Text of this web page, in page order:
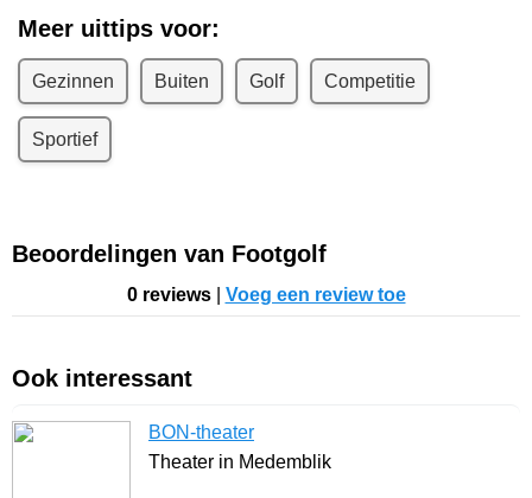
Meer uittips voor:
Gezinnen Buiten Golf Competitie
Sportief
Beoordelingen van Footgolf
0 reviews| Voeg een review toe
Ook interessant
BON-theater
Theater in Medemblik